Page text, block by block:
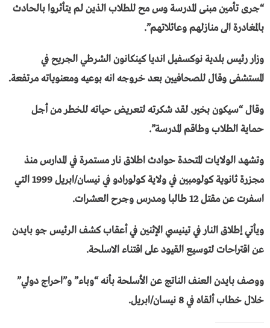
“جرى تأمين مبنى المدرسة وس مح للطلاب الذين لم يتأثروا بالحادث
بالمغادرة الى منازلهم وعائلاتهم”.
وزار رئيس بلدية نوكسفيل انديا كينكانون الشرطي الجريح في
المستشفى وقال للصحافيين بعد خروجه انه بوعيه ومعنوياته مرتفعة.
وقال “سيكون بخير. لقد شكرته لتعريض حياته للخطر من أجل
حماية الطلاب وطاقم المدرسة”.
وتشهد الولايات المتحدة حوادث اطلاق نار مستمرة في المدارس منذ
مجزرة ثانوية كولومبين في ولاية كولورادو في نيسان/ابريل 1999 التي
اسفرت عن مقتل 12 طالبا ومدرس وجرح العشرات.
ويأتي إطلاق النار في تينيسي الإثنين في أعقاب كشف الرئيس جو بايدن
عن اقتراحات لتوسيع القيود على اقتناء الاسلحة.
ووصف بايدن العنف الناتج عن الأسلحة بأنه “وباء” و”احراج دولي”
خلال خطاب ألقاه في 8 نيسان/ابريل.